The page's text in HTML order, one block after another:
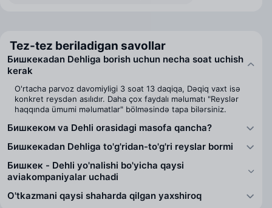
Tez-tez beriladigan savollar
Бишкекаdan Dehliga borish uchun necha soat uchish
kerak
O'rtacha parvoz davomiyligi 3 soat 13 daqiqa, Dəqiq vaxt isə
konkret reysdən asılıdır. Daha çox faydalı məlumatı "Reyslər
haqqında ümumi məlumatlar" bölməsində tapa bilərsiniz.
Бишкеком va Dehli orasidagi masofa qancha?
Бишкекаdan Dehliga to'g'ridan-to'g'ri reyslar bormi
Бишкек - Dehli yo'nalishi bo'yicha qaysi
aviakompaniyalar uchadi
O'tkazmani qaysi shaharda qilgan yaxshiroq